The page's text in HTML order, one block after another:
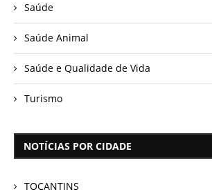
Saúde
Saúde Animal
Saúde e Qualidade de Vida
Turismo
NOTÍCIAS POR CIDADE
TOCANTINS